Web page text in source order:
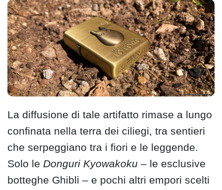
La diffusione di tale artifatto rimase a lungo
confinata nella terra dei ciliegi, tra sentieri
che serpeggiano tra i fiori e le leggende.
Solo le Donguri Kyowakoku – le esclusive
botteghe Ghibli – e pochi altri empori scelti